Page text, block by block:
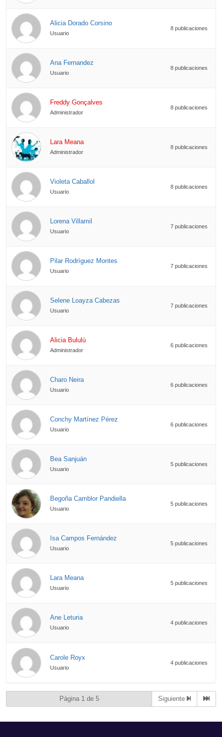
Alicia Dorado Corsino
Usuario
8 publicaciones
Ana Fernandez
Usuario
8 publicaciones
Freddy Gonçalves
Administrador
8 publicaciones
Lara Meana
Administrador
8 publicaciones
Violeta Caballol
Usuario
8 publicaciones
Lorena Villamil
Usuario
7 publicaciones
Pilar Rodríguez Montes
Usuario
7 publicaciones
Selene Loayza Cabezas
Usuario
7 publicaciones
Alicia Bululú
Administrador
6 publicaciones
Charo Neira
Usuario
6 publicaciones
Conchy Martínez Pérez
Usuario
6 publicaciones
Bea Sanjuán
Usuario
5 publicaciones
Begoña Camblor Pandiella
Usuario
5 publicaciones
Isa Campos Fernández
Usuario
5 publicaciones
Lara Meana
Usuario
5 publicaciones
Ane Leturia
Usuario
4 publicaciones
Carole Royx
Usuario
4 publicaciones
Página 1 de 5 Siguiente